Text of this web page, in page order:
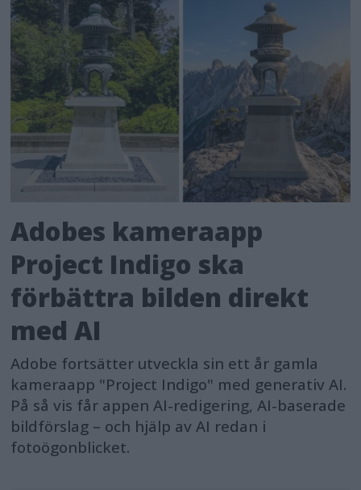
Adobes kameraapp
Project Indigo ska
förbättra bilden direkt
med AI
Adobe fortsätter utveckla sin ett år gamla
kameraapp "Project Indigo" med generativ AI.
På så vis får appen AI-redigering, AI-baserade
bildförslag – och hjälp av AI redan i
fotoögonblicket.